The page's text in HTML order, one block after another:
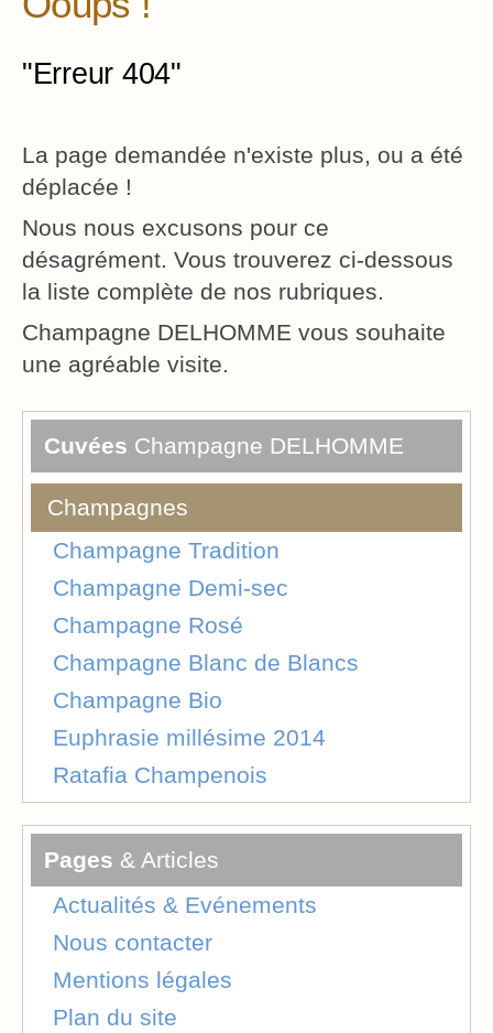
"Erreur 404"
La page demandée n'existe plus, ou a été
déplacée !
Nous nous excusons pour ce
désagrément. Vous trouverez ci-dessous
la liste complète de nos rubriques.
Champagne DELHOMME vous souhaite
une agréable visite.
Cuvées Champagne DELHOMME
Champagnes
Champagne Tradition
Champagne Demi-sec
Champagne Rosé
Champagne Blanc de Blancs
Champagne Bio
Euphrasie millésime 2014
Ratafia Champenois
Pages & Articles
Actualités & Evénements
Nous contacter
Mentions légales
Plan du site